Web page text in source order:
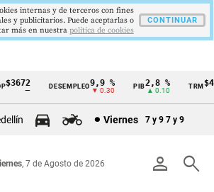
DESEMPLEO 9,9 %
▼ 0.30
PIB2,8 %
▲ 0.10
TRM
Viernes 7 y 9 7 y 9
person search
, 7 de Agosto de 2026
internas y de terceros con fines
y publicitarios. Puede aceptarlas o
más en nuestra politica de cookies
CONTINUAR